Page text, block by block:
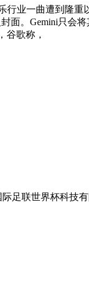
一曲遭到隆重以
封面。Gemini只会
谷歌称，
际足联世界杯科技